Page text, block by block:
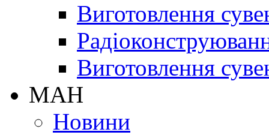
Виготовлення
Виготовлення
МАН
Новини